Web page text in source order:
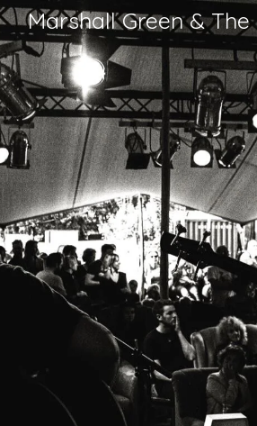
Ga
direct
naar
de
hoofdinhoud
Marshall Green & The